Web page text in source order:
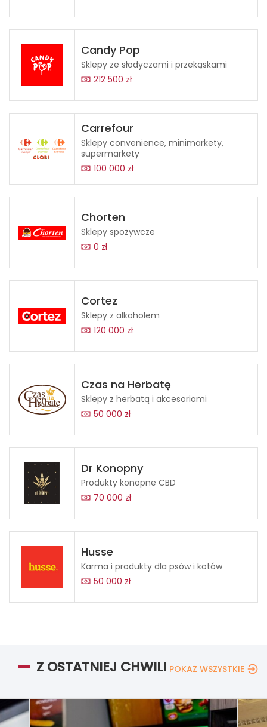
Candy Pop
Sklepy ze słodyczami i przekąskami
212 500 zł
Carrefour
Sklepy convenience, minimarkety,
supermarkety
100 000 zł
Chorten
Sklepy spożywcze
0 zł
Cortez
Sklepy z alkoholem
120 000 zł
Czas na Herbatę
Sklepy z herbatą i akcesoriami
50 000 zł
Dr Konopny
Produkty konopne CBD
70 000 zł
Husse
Karma i produkty dla psów i kotów
50 000 zł
Z OSTATNIEJ CHWILI POKAŻ WSZYSTKIE